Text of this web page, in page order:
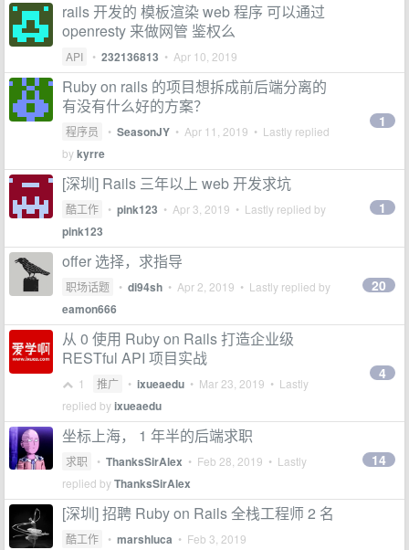
rails 开发的 模板渲染 web 程序 可以通过
openresty 来做网管 鉴权么
API • 232136813 • Apr 10, 2019
Ruby on rails 的项目想拆成前后端分离的
有没有什么好的方案？
程序员 • SeasonJY • Apr 11, 2019 • Lastly replied
bykyrre
1
[深圳] Rails 三年以上 web 开发求坑
酷工作 • pink123 • Apr 3, 2019 • Lastly replied by
pink123
1
offer 选择，求指导
职场话题 • di94sh • Apr 2, 2019 • Lastly replied by
eamon666
20
从 0 使用 Ruby on Rails 打造企业级
RESTful API 项目实战
1 推广 • ixueaedu • Mar 23, 2019 • Lastly
replied byixueaedu
4
坐标上海， 1 年半的后端求职
求职 • ThanksSirAlex • Feb 28, 2019 • Lastly
replied byThanksSirAlex
14
[深圳] 招聘 Ruby on Rails 全栈工程师 2 名
酷工作 • marshluca • Feb 3, 2019